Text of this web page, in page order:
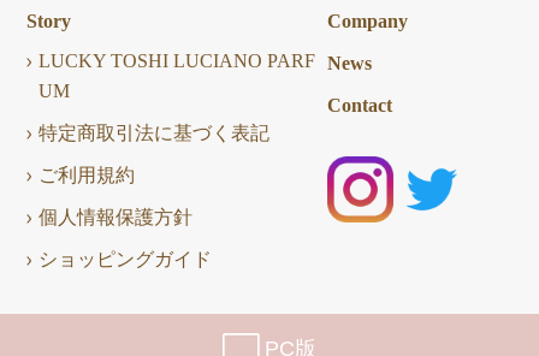
Story
LUCKY TOSHI LUCIANO PARF
UM
特定商取引法に基づく表記
ご利用規約
個人情報保護方針
ショッピングガイド
Company
News
Contact
PC版